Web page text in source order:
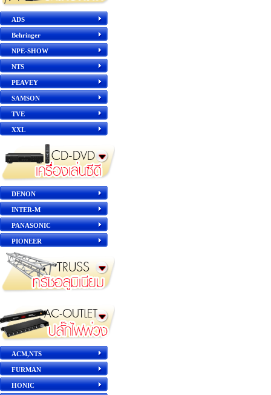
ADS
Behringer
NPE-SHOW
NTS
PEAVEY
SAMSON
TVE
XXL
DENON
INTER-M
PANASONIC
PIONEER
ACM,NTS
FURMAN
HONIC